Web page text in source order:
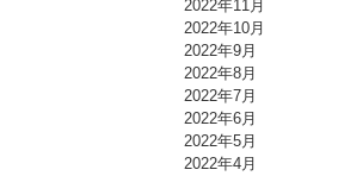
2022年11月
2022年10月
2022年9月
2022年8月
2022年7月
2022年6月
2022年5月
2022年4月